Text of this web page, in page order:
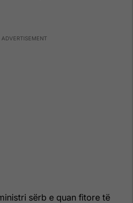
sërb e quan fitore të